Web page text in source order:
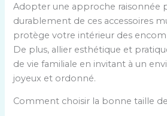
Adopter une approche raisonnée
durablement de ces accessoires
protège votre intérieur des
De plus, allier esthétique et
de vie familiale en invitant à un
joyeux et ordonné.
Comment choisir la bonne taille